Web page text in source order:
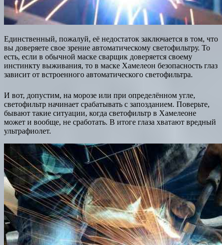
Единственный, пожалуй, её недостаток заключается в том, что
вы доверяете свое зрение автоматическому светофильтру. То
есть, если в обычной маске сварщик доверяется своему
инстинкту выживания, то в маске Хамелеон безопасность глаз
зависит от встроенного автоматического светофильтра.
И вот, допустим, на морозе или при определённом угле,
светофильтр начинает срабатывать с запозданием. Поверьте,
бывают такие ситуации, когда светофильтр в Хамелеоне
может и вообще, не сработать. В итоге глаза хватают вредный
ультрафиолет.